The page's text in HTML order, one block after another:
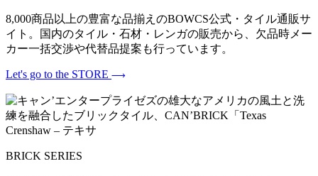
8,000商品以上の豊富な品揃えのBOWCS公式・タイル通販サ
イト。国内のタイル・石材・レンガの販売から、欠品時メー
カー一括交渉や代替品提案も行っています。
Let's go to the STORE
BRICK SERIES